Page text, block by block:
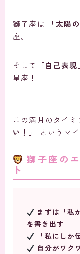
獅子座は 「太陽
座。
そして 「自己表
星座！
この満月のタイミ
い！」
というマ
獅子座の
ト
まずは「私
を書き出す
「私にし
自分がワク